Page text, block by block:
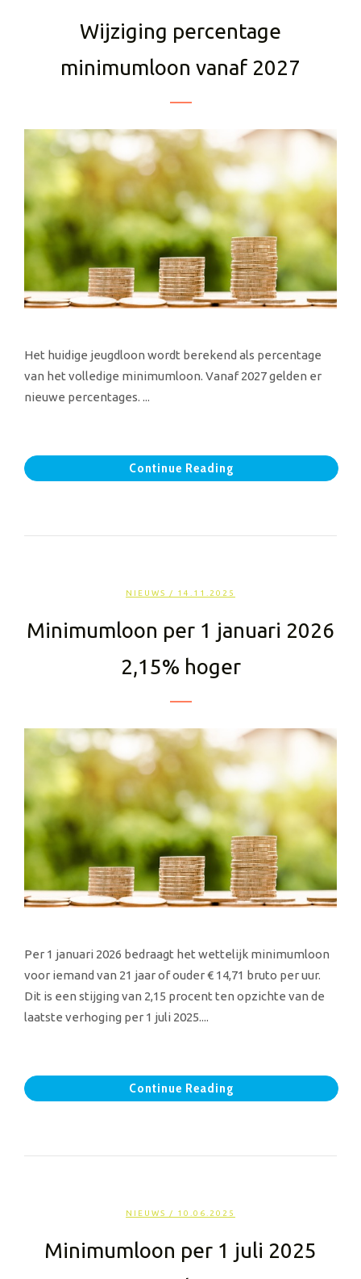
Wijziging percentage
minimumloon vanaf 2027
Het huidige jeugdloon wordt berekend als percentage
van het volledige minimumloon. Vanaf 2027 gelden er
nieuwe percentages. ...
Continue Reading
NIEUWS / 14.11.2025
Minimumloon per 1 januari 2026
2,15% hoger
Per 1 januari 2026 bedraagt het wettelijk minimumloon
voor iemand van 21 jaar of ouder € 14,71 bruto per uur.
Dit is een stijging van 2,15 procent ten opzichte van de
laatste verhoging per 1 juli 2025....
Continue Reading
NIEUWS / 10.06.2025
Minimumloon per 1 juli 2025